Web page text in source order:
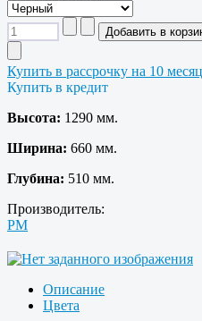
Купить в рассрочку на 10
Купить в кредит
Высота: 1290 мм.
Ширина: 660 мм.
Глубина: 510 мм.
Производитель:
PM
Описание
Цвета